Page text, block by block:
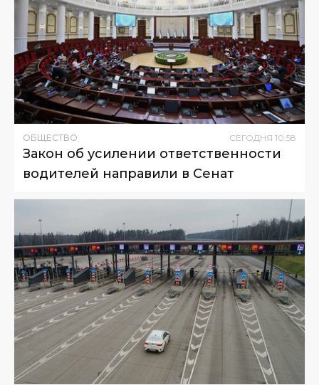
ОБЩЕСТВО СЕГОДНЯ 10:58
Закон об усилении ответственности
водителей направили в Сенат